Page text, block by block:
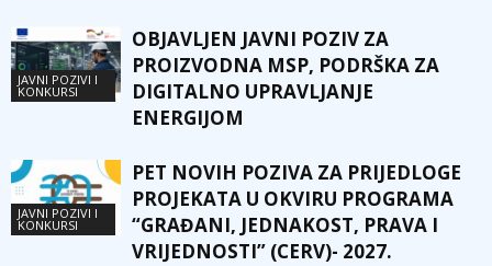
JAVNI POZIVI I
KONKURSI
OBJAVLJEN JAVNI POZIV ZA
PROIZVODNA MSP, PODRŠKA ZA
DIGITALNO UPRAVLJANJE
ENERGIJOM
JAVNI POZIVI I
KONKURSI
PET NOVIH POZIVA ZA PRIJEDLOGE
PROJEKATA U OKVIRU PROGRAMA
“GRAĐANI, JEDNAKOST, PRAVA I
VRIJEDNOSTI” (CERV)- 2027.